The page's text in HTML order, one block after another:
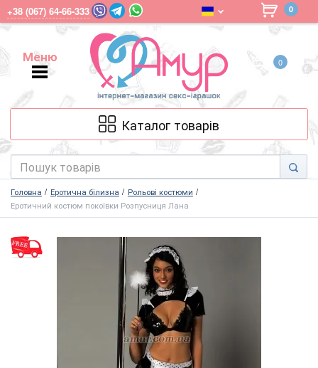
+38 (067) 64-66-333 0
Меню
Меню
0
Каталог товарів
Головна Еротична білизна
Рольові костюми
Еротичний костюм покоївки Розпусниця Лана